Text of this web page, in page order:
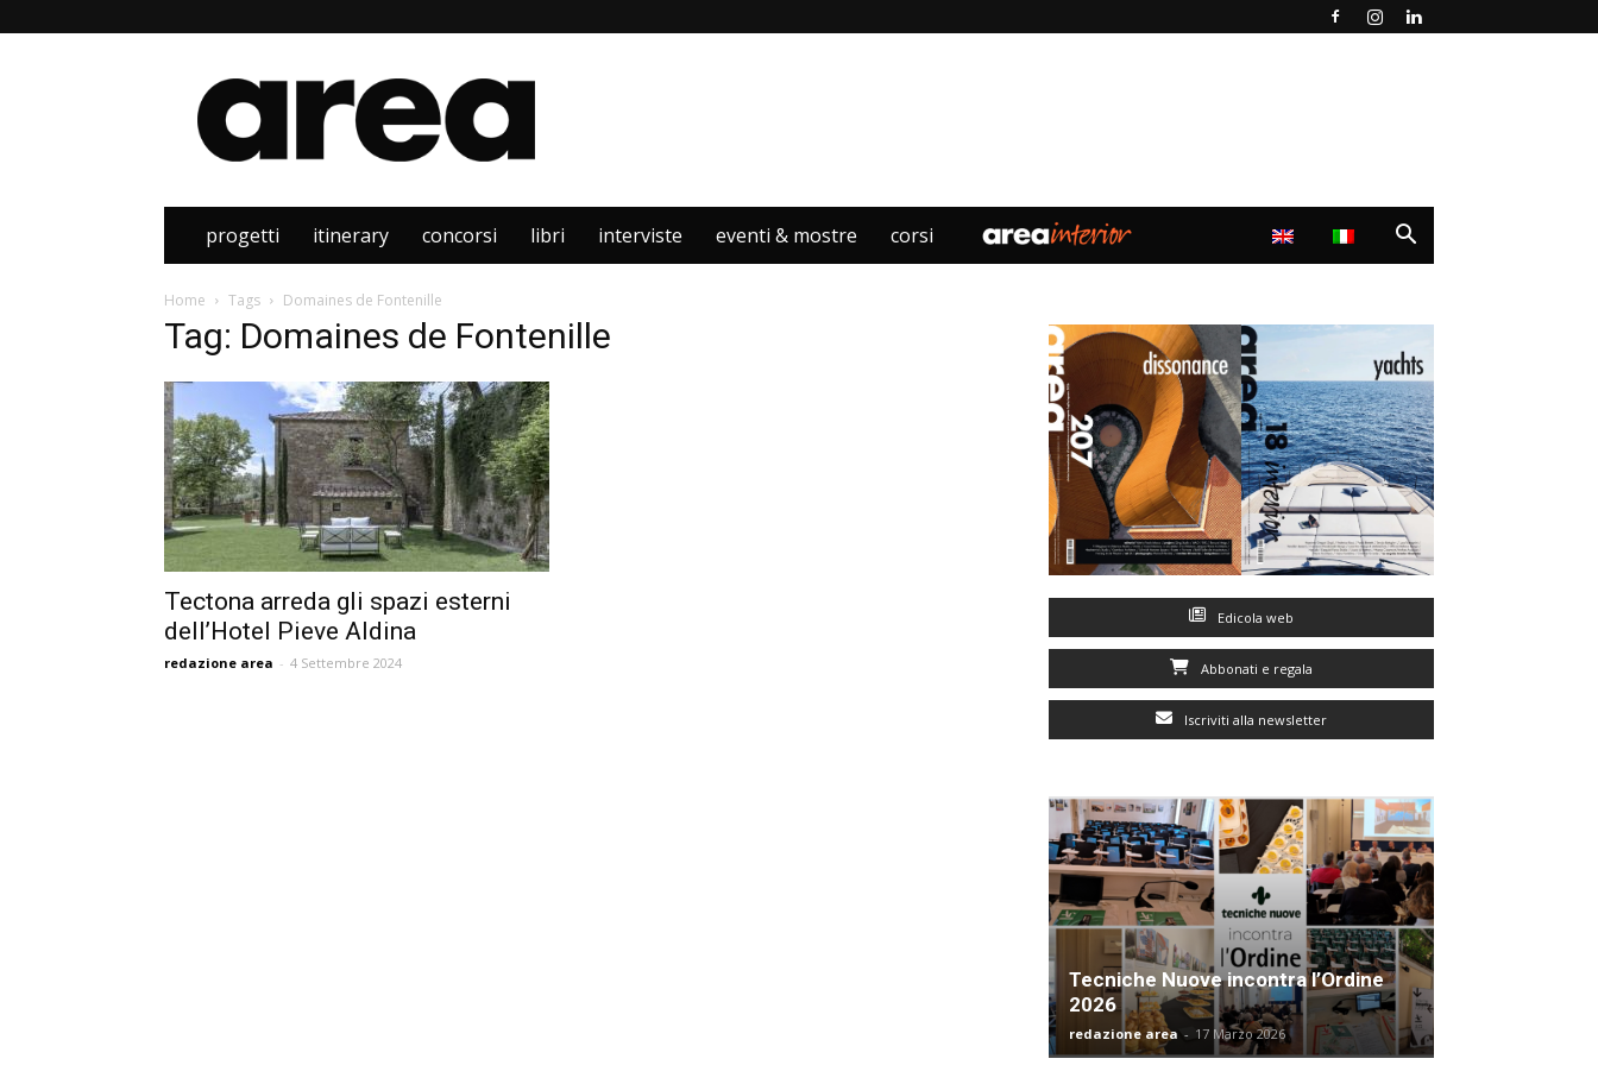
Area
progetti itinerary concorsi libri interviste eventi & mostre corsi
Home Tags Domaines de Fontenille
Tag: Domaines de Fontenille
Tectona arreda gli spazi esterni
dell’Hotel Pieve Aldina
redazione area - 4 Settembre 2024
Edicola web
Abbonati e regala
Iscriviti alla newsletter
Tecniche Nuove incontra l’Ordine
2026
redazione area - 17 Marzo 2026